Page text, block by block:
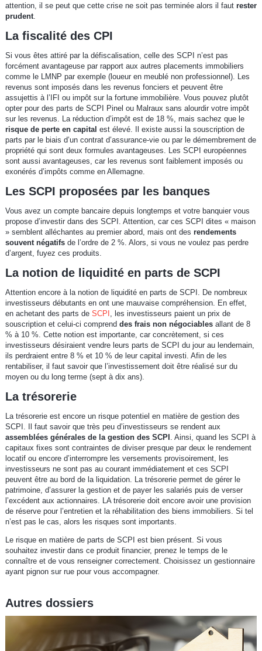
attention, il se peut que cette crise ne soit pas terminée alors il faut rester
prudent.
La fiscalité des CPI
Si vous êtes attiré par la défiscalisation, celle des SCPI n’est pas
forcément avantageuse par rapport aux autres placements immobiliers
comme le LMNP par exemple (loueur en meublé non professionnel). Les
revenus sont imposés dans les revenus fonciers et peuvent être
assujettis à l’IFI ou impôt sur la fortune immobilière. Vous pouvez plutôt
opter pour des parts de SCPI Pinel ou Malraux sans alourdir votre impôt
sur les revenus. La réduction d’impôt est de 18 %, mais sachez que le
risque de perte en capital est élevé. Il existe aussi la souscription de
parts par le biais d’un contrat d’assurance-vie ou par le démembrement de
propriété qui sont deux formules avantageuses. Les SCPI européennes
sont aussi avantageuses, car les revenus sont faiblement imposés ou
exonérés d’impôts comme en Allemagne.
Les SCPI proposées par les banques
Vous avez un compte bancaire depuis longtemps et votre banquier vous
propose d’investir dans des SCPI. Attention, car ces SCPI dites « maison
» semblent alléchantes au premier abord, mais ont des rendements
souvent négatifsde l’ordre de 2 %. Alors, si vous ne voulez pas perdre
d’argent, fuyez ces produits.
La notion de liquidité en parts de SCPI
Attention encore à la notion de liquidité en parts de SCPI. De nombreux
investisseurs débutants en ont une mauvaise compréhension. En effet,
en achetant des parts de SCPI
, les investisseurs paient un prix de
souscription et celui-ci comprend des frais non négociablesallant de 8
% à 10 %. Cette notion est importante, car concrètement, si ces
investisseurs désiraient vendre leurs parts de SCPI du jour au lendemain,
ils perdraient entre 8 % et 10 % de leur capital investi. Afin de les
rentabiliser, il faut savoir que l’investissement doit être réalisé sur du
moyen ou du long terme (sept à dix ans).
La trésorerie
La trésorerie est encore un risque potentiel en matière de gestion des
SCPI. Il faut savoir que très peu d’investisseurs se rendent aux
assemblées générales de la gestion des SCPI
. Ainsi, quand les SCPI à
capitaux fixes sont contraintes de diviser presque par deux le rendement
locatif ou encore d’interrompre les versements provisoirement, les
investisseurs ne sont pas au courant immédiatement et ces SCPI
peuvent être au bord de la liquidation. La trésorerie permet de gérer le
patrimoine, d’assurer la gestion et de payer les salariés puis de verser
l’excédent aux actionnaires. LA trésorerie doit encore avoir une provision
de réserve pour l’entretien et la réhabilitation des biens immobiliers. Si tel
n’est pas le cas, alors les risques sont importants.
Le risque en matière de parts de SCPI est bien présent. Si vous
souhaitez investir dans ce produit financier, prenez le temps de le
connaître et de vous renseigner correctement. Choisissez un gestionnaire
ayant pignon sur rue pour vous accompagner.
Autres dossiers